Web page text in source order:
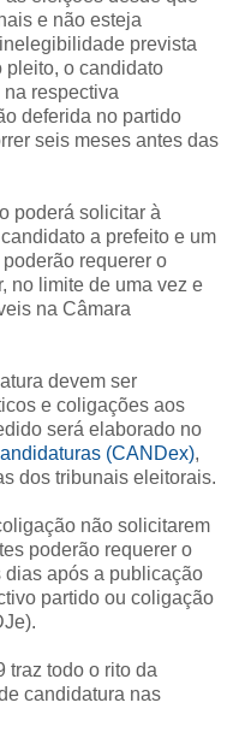
e não esteja
prevista
pleito, o candidato
respectiva
deferida no partido
seis meses antes das
poderá solicitar à
a prefeito e um
requerer o
no limite de uma vez e
na Câmara
devem ser
e coligações aos
será elaborado no
(CANDex),
dos tribunais eleitorais.
não solicitarem
poderão requerer o
dias após a publicação
partido ou coligação
traz todo o rito da
candidatura nas